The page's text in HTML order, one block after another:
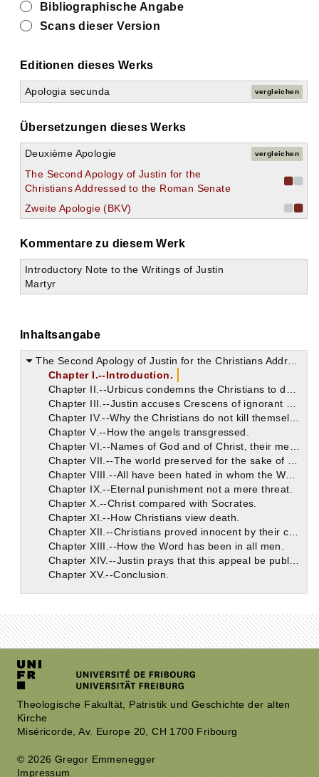
Bibliographische Angabe
Scans dieser Version
Editionen dieses Werks
Apologia secunda vergleichen
Übersetzungen dieses Werks
Deuxième Apologie vergleichen
The Second Apology of Justin for the
Christians Addressed to the Roman Senate
Zweite Apologie (BKV)
Kommentare zu diesem Werk
Introductory Note to the Writings of Justin
Martyr
Inhaltsangabe
The Second Apology of Justin for the Christians Addressed to the Roman Senate
Chapter I.--Introduction.
Chapter V.--How the angels transgressed.
Chapter IX.--Eternal punishment not a mere threat.
Chapter X.--Christ compared with Socrates.
Chapter XI.--How Christians view death.
Chapter XIII.--How the Word has been in all men.
Chapter XV.--Conclusion.
Theologische Fakultät, Patristik und Geschichte der alten
Kirche
Miséricorde, Av. Europe 20, CH 1700 Fribourg
© 2026 Gregor Emmenegger
Impressum